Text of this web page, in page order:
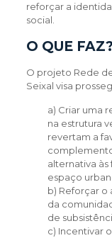
reforçar a
social.
O QUE FAZ?
O projeto Rede
Seixal visa
a) Criar uma
na estrutura
revertam a
alternativa
espaço
b) Reforçar o
da
de
c) Incentivar